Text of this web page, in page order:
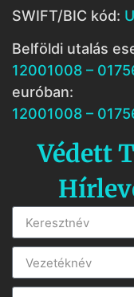
SWIFT/BIC kód:
Belföldi utalás
12001008 –
euróban:
12001008 –
Védett